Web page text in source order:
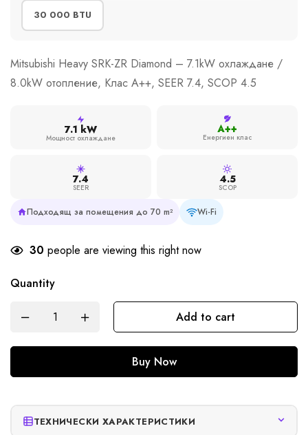
30 000 BTU
Mitsubishi Heavy SRK-ZR Diamond – 7.1kW охлаждане /
8.0kW отопление, Клас A++, SEER 7.4, SCOP 4.5
7.1 kW
Мощност охлаждане
A++
Енергиен клас
7.4
SEER
4.5
SCOP
Подходящ за помещения до 70 m² Wi-Fi
30 people are viewing this right now
Quantity
Add to cart
Buy Now
ТЕХНИЧЕСКИ ХАРАКТЕРИСТИКИ